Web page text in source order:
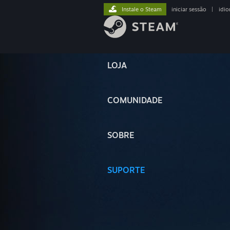
LOJA
COMUNIDADE
SOBRE
SUPORTE
Instale o Steam iniciar sessão